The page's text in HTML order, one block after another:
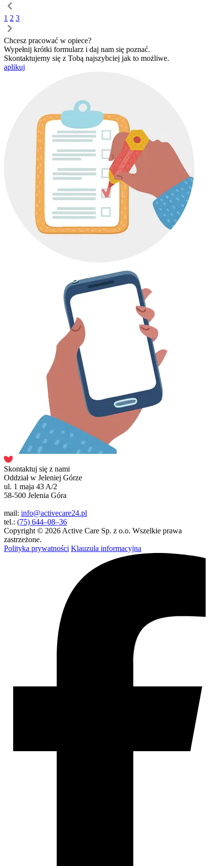
1 2 3
Chcesz pracować w opiece?
Wypełnij krótki formularz i daj nam się poznać.
Skontaktujemy się z Tobą najszybciej jak to możliwe.
aplikuj
Skontaktuj się z nami
Oddział w Jeleniej Górze
ul. 1 maja 43 A/2
58-500 Jelenia Góra
mail: info@activecare24.pl
tel.: (75) 644–08–36
Copyright © 2026 Active Care Sp. z o.o. Wszelkie prawa
zastrzeżone.
Polityka prywatności Klauzula informacyjna